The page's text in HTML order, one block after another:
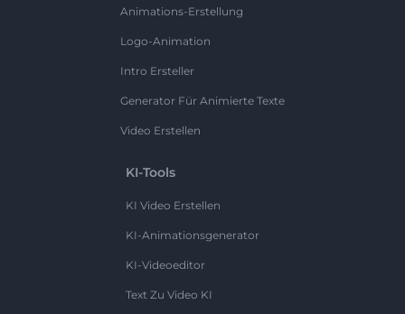
Animations-Erstellung
Logo-Animation
Intro Ersteller
Generator Für Animierte Texte
Video Erstellen
KI-Tools
KI Video Erstellen
KI-Animationsgenerator
KI-Videoeditor
Text Zu Video KI